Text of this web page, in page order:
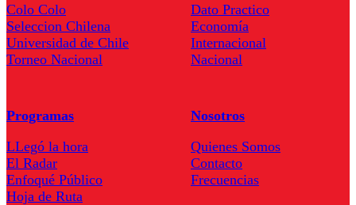
Colo Colo
Seleccion Chilena
Universidad de Chile
Torneo Nacional
Dato Practico
Economía
Internacional
Nacional
Programas
LLegó la hora
El Radar
Enfoqué Público
Hoja de Ruta
Nosotros
Quienes Somos
Contacto
Frecuencias